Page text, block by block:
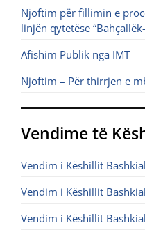
Njoftim për fillimin e
linjën qytetëse
Afishim Publik nga IMT
Njoftim – Për thirrjen e
Vendime të
Vendim i Këshillit
Vendim i Këshillit
Vendim i Këshillit